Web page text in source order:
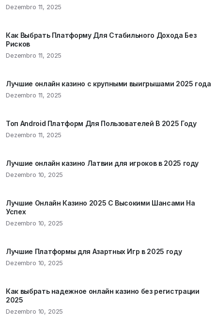
Dezembro 11, 2025
Как Выбрать Платформу Для Стабильного Дохода Без
Рисков
Dezembro 11, 2025
Лучшие онлайн казино с крупными выигрышами 2025 года
Dezembro 11, 2025
Топ Android Платформ Для Пользователей В 2025 Году
Dezembro 11, 2025
Лучшие онлайн казино Латвии для игроков в 2025 году
Dezembro 10, 2025
Лучшие Онлайн Казино 2025 С Высокими Шансами На
Успех
Dezembro 10, 2025
Лучшие Платформы для Азартных Игр в 2025 году
Dezembro 10, 2025
Как выбрать надежное онлайн казино без регистрации
2025
Dezembro 10, 2025